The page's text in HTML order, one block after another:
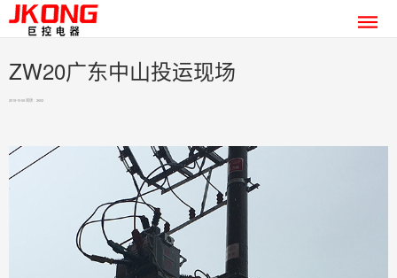
ZW20广东中山投运现场
2019-10-06 阅读：2602